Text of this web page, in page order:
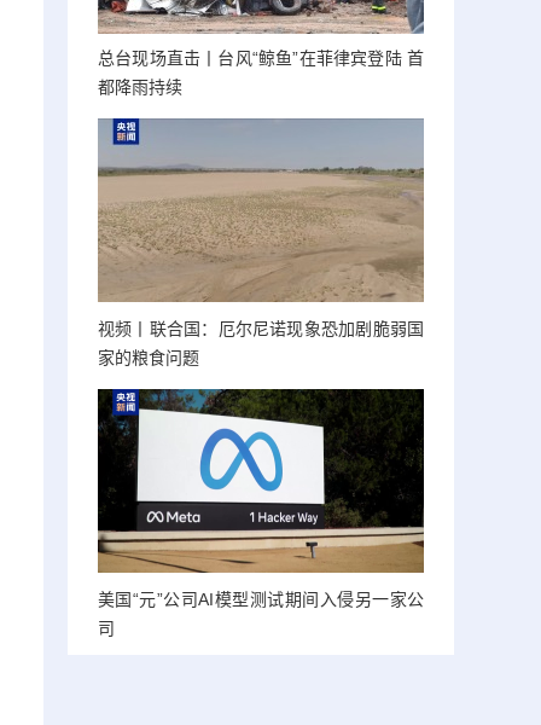
总台现场直击丨台风“鲸鱼”在菲律宾登陆 首
都降雨持续
视频丨联合国：厄尔尼诺现象恐加剧脆弱国
家的粮食问题
美国“元”公司AI模型测试期间入侵另一家公
司